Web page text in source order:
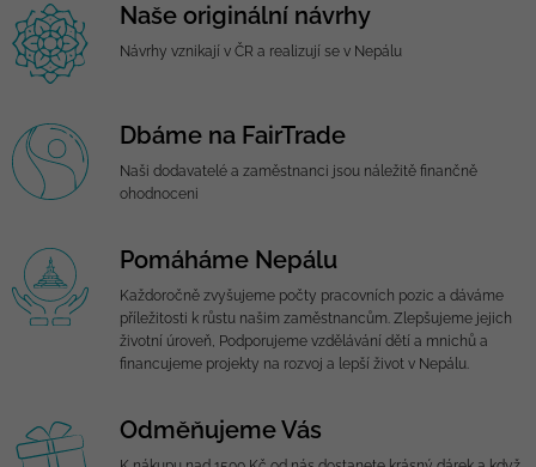
Naše originální návrhy
Návrhy vznikají v ČR a realizují se v Nepálu
Dbáme na FairTrade
Naši dodavatelé a zaměstnanci jsou náležitě finančně
ohodnoceni
Pomáháme Nepálu
Každoročně zvyšujeme počty pracovních pozic a dáváme
příležitosti k růstu našim zaměstnancům. Zlepšujeme jejich
životní úroveň, Podporujeme vzdělávání dětí a mnichů a
financujeme projekty na rozvoj a lepší život v Nepálu.
Odměňujeme Vás